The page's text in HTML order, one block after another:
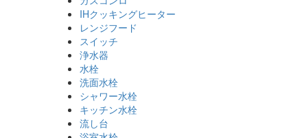
IHクッキングヒーター
レンジフード
スイッチ
浄水器
水栓
洗面水栓
シャワー水栓
キッチン水栓
流し台